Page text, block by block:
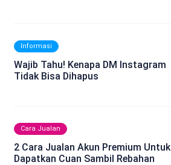
Informasi
Wajib Tahu! Kenapa DM Instagram
Tidak Bisa Dihapus
Cara Jualan
2 Cara Jualan Akun Premium Untuk
Dapatkan Cuan Sambil Rebahan